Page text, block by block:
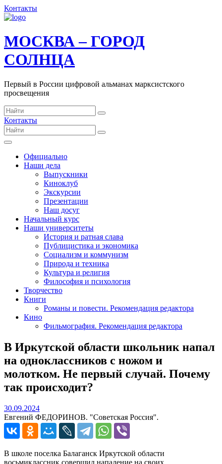
Контакты
МОСКВА – ГОРОД
СОЛНЦА
Первый в России цифровой альманах марксистского
просвещения
Контакты
Официально
Наши дела
Выпускники
Киноклуб
Экскурсии
Презентации
Наш досуг
Начальный курс
Наши университеты
История и ратная слава
Публицистика и экономика
Социализм и коммунизм
Природа и техника
Культура и религия
Философия и психология
Творчество
Книги
Романы и повести. Рекомендация редактора
Кино
Фильмография. Рекомендация редактора
В Иркутской области школьник напал
на одноклассников с ножом и
молотком. Не первый случай. Почему
так происходит?
30.09.202430.09.2024
Евгений ФЕДОРИНОВ. "Советская Россия".
В школе поселка Балаганск Иркутской области
восьмиклассник совершил нападение на своих